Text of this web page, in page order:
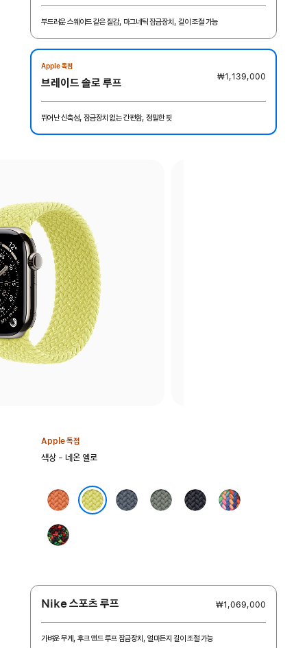
부드러운 스웨이드 같은 질감, 마그네틱 잠금장치, 길이 조절 가능
Apple 독점
브레이드 솔로 루프 ₩1,139,000
뛰어난 신축성, 잠금장치 없는 간편함, 정밀한 핏
Apple 독점
색상
색상 - 네온 옐로
터머릭
앵커
블루
그린
그레이
미드나이트프라이드
에디션
Black
Unity
Nike 스포츠 루프 ₩1,069,000
가벼운 무게, 후크 앤드 루프 잠금장치, 얼마든지 길이 조절 가능